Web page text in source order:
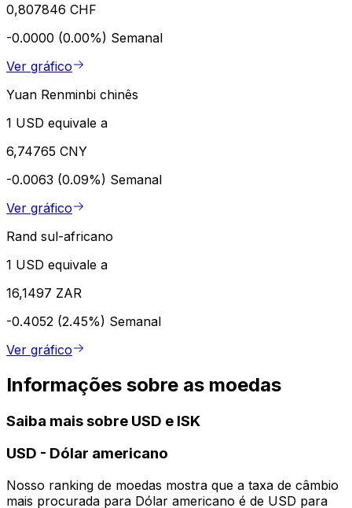
0,807846 CHF
-0.0000 (0.00%) Semanal
Ver gráfico
Yuan Renminbi chinês
1 USD equivale a
6,74765 CNY
-0.0063 (0.09%) Semanal
Ver gráfico
Rand sul-africano
1 USD equivale a
16,1497 ZAR
-0.4052 (2.45%) Semanal
Ver gráfico
Informações sobre as moedas
Saiba mais sobre USD e ISK
USD - Dólar americano
Nosso ranking de moedas mostra que a taxa de câmbio
mais procurada para Dólar americano é de USD para